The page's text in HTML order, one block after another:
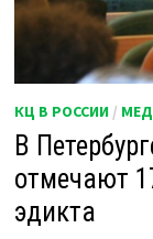
КЦ В РОССИИ /
В
отмечают
эдикта